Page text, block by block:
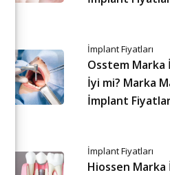
İmplant Fiyatları
Osstem Marka
İyi mi? Marka
İmplant
İmplant Fiyatları
Hiossen